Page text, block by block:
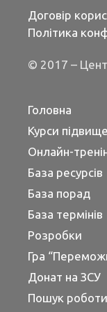
Договір
Політика
© 2017 –
Головна
Курси
Онлайн-
База ресурсів
База порад
База термінів
Розробки
Гра
Донат на ЗСУ
Пошук роботи